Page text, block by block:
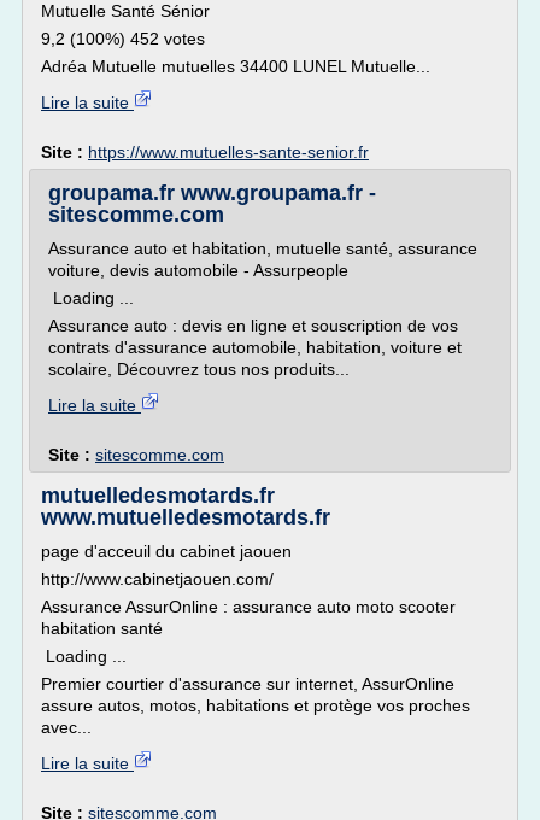
Mutuelle Santé Sénior
9,2 (100%) 452 votes
Adréa Mutuelle mutuelles 34400 LUNEL Mutuelle...
Lire la suite
Site : https://www.mutuelles-sante-senior.fr
groupama.fr www.groupama.fr -
sitescomme.com
Assurance auto et habitation, mutuelle santé, assurance
voiture, devis automobile - Assurpeople
Loading ...
Assurance auto : devis en ligne et souscription de vos
contrats d'assurance automobile, habitation, voiture et
scolaire, Découvrez tous nos produits...
Lire la suite
Site : sitescomme.com
mutuelledesmotards.fr
www.mutuelledesmotards.fr
page d'acceuil du cabinet jaouen
http://www.cabinetjaouen.com/
Assurance AssurOnline : assurance auto moto scooter
habitation santé
Loading ...
Premier courtier d'assurance sur internet, AssurOnline
assure autos, motos, habitations et protège vos proches
avec...
Lire la suite
Site : sitescomme.com